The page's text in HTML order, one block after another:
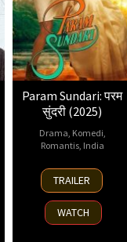
Param Sundari: परम
सुंदरी (2025)
Drama Komedi
Romantis, India
29
Aug
2025
Tushar
Jalota,
Vaisakh
Vijayan
TRAILER
WATCH